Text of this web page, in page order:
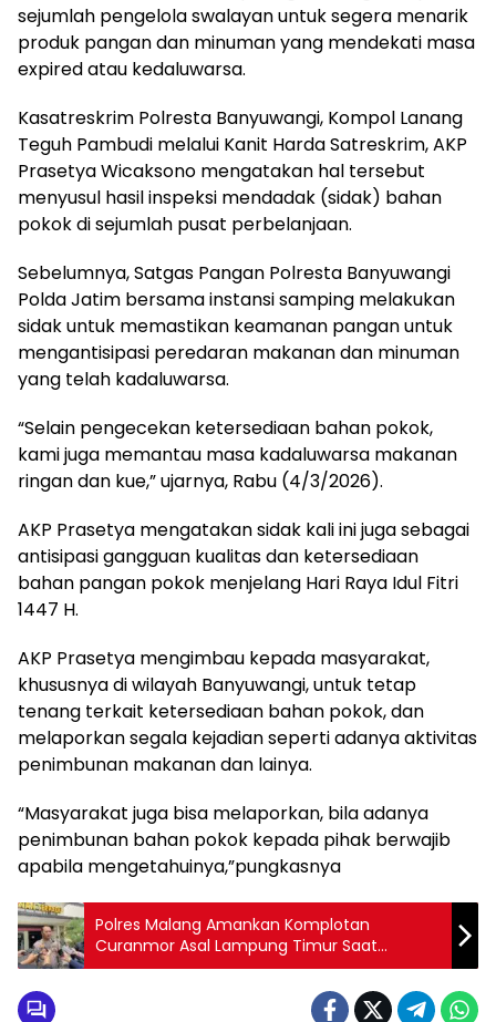
sejumlah pengelola swalayan untuk segera menarik
produk pangan dan minuman yang mendekati masa
expired atau kedaluwarsa.
Kasatreskrim Polresta Banyuwangi, Kompol Lanang
Teguh Pambudi melalui Kanit Harda Satreskrim, AKP
Prasetya Wicaksono mengatakan hal tersebut
menyusul hasil inspeksi mendadak (sidak) bahan
pokok di sejumlah pusat perbelanjaan.
Sebelumnya, Satgas Pangan Polresta Banyuwangi
Polda Jatim bersama instansi samping melakukan
sidak untuk memastikan keamanan pangan untuk
mengantisipasi peredaran makanan dan minuman
yang telah kadaluwarsa.
“Selain pengecekan ketersediaan bahan pokok,
kami juga memantau masa kadaluwarsa makanan
ringan dan kue,” ujarnya, Rabu (4/3/2026).
AKP Prasetya mengatakan sidak kali ini juga sebagai
antisipasi gangguan kualitas dan ketersediaan
bahan pangan pokok menjelang Hari Raya Idul Fitri
1447 H.
AKP Prasetya mengimbau kepada masyarakat,
khususnya di wilayah Banyuwangi, untuk tetap
tenang terkait ketersediaan bahan pokok, dan
melaporkan segala kejadian seperti adanya aktivitas
penimbunan makanan dan lainya.
“Masyarakat juga bisa melaporkan, bila adanya
penimbunan bahan pokok kepada pihak berwajib
apabila mengetahuinya,”pungkasnya
Polres Malang Amankan Komplotan
Curanmor Asal Lampung Timur Saat
Ramadan